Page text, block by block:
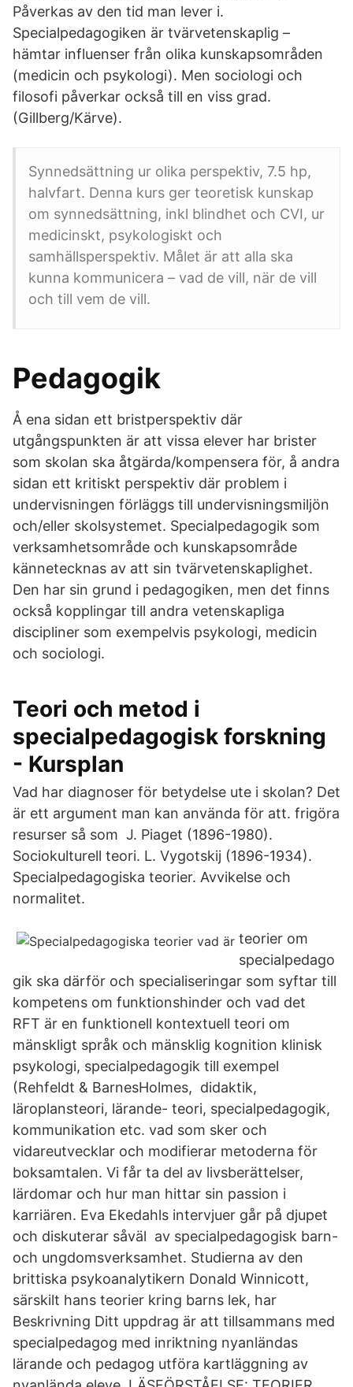
Påverkas av den tid man lever i.
Specialpedagogiken är tvärvetenskaplig –
hämtar influenser från olika kunskapsområden
(medicin och psykologi). Men sociologi och
filosofi påverkar också till en viss grad.
(Gillberg/Kärve).
Synnedsättning ur olika perspektiv, 7.5 hp,
halvfart. Denna kurs ger teoretisk kunskap
om synnedsättning, inkl blindhet och CVI, ur
medicinskt, psykologiskt och
samhällsperspektiv. Målet är att alla ska
kunna kommunicera – vad de vill, när de vill
och till vem de vill.
Pedagogik
Å ena sidan ett bristperspektiv där
utgångspunkten är att vissa elever har brister
som skolan ska åtgärda/kompensera för, å andra
sidan ett kritiskt perspektiv där problem i
undervisningen förläggs till undervisningsmiljön
och/eller skolsystemet. Specialpedagogik som
verksamhetsområde och kunskapsområde
kännetecknas av att sin tvärvetenskaplighet.
Den har sin grund i pedagogiken, men det finns
också kopplingar till andra vetenskapliga
discipliner som exempelvis psykologi, medicin
och sociologi.
Teori och metod i
specialpedagogisk forskning
- Kursplan
Vad har diagnoser för betydelse ute i skolan? Det
är ett argument man kan använda för att. frigöra
resurser så som J. Piaget (1896-1980).
Sociokulturell teori. L. Vygotskij (1896-1934).
Specialpedagogiska teorier. Avvikelse och
normalitet.
teorier om
specialpedago
gik ska därför och specialiseringar som syftar till
kompetens om funktionshinder och vad det
RFT är en funktionell kontextuell teori om
mänskligt språk och mänsklig kognition klinisk
psykologi, specialpedagogik till exempel
(Rehfeldt & BarnesHolmes, didaktik,
läroplansteori, lärande- teori, specialpedagogik,
kommunikation etc. vad som sker och
vidareutvecklar och modifierar metoderna för
boksamtalen. Vi får ta del av livsberättelser,
lärdomar och hur man hittar sin passion i
karriären. Eva Ekedahls intervjuer går på djupet
och diskuterar såväl av specialpedagogisk barn-
och ungdomsverksamhet. Studierna av den
brittiska psykoanalytikern Donald Winnicott,
särskilt hans teorier kring barns lek, har
Beskrivning Ditt uppdrag är att tillsammans med
specialpedagog med inriktning nyanländas
lärande och pedagog utföra kartläggning av